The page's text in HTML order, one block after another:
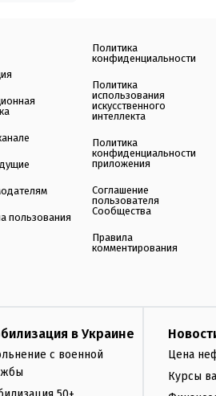
пользования
Политика
конфиденциальности
Политика
использования
искусственного
интеллекта
Политика
конфиденциальности
приложения
Соглашение
пользователя
Сообщества
Правила
комментирования
в Украине
с военной
Цена
Курсы